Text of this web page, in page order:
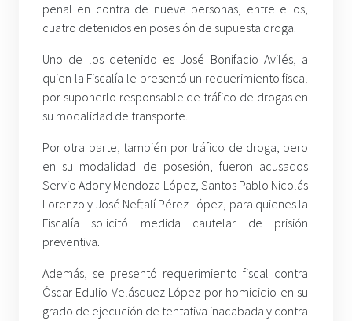
penal en contra de nueve personas, entre ellos,
cuatro detenidos en posesión de supuesta droga.
Uno de los detenido es José Bonifacio Avilés, a
quien la Fiscalía le presentó un requerimiento fiscal
por suponerlo responsable de tráfico de drogas en
su modalidad de transporte.
Por otra parte, también por tráfico de droga, pero
en su modalidad de posesión, fueron acusados
Servio Adony Mendoza López, Santos Pablo Nicolás
Lorenzo y José Neftalí Pérez López, para quienes la
Fiscalía solicitó medida cautelar de prisión
preventiva.
Además, se presentó requerimiento fiscal contra
Óscar Edulio Velásquez López por homicidio en su
grado de ejecución de tentativa inacabada y contra